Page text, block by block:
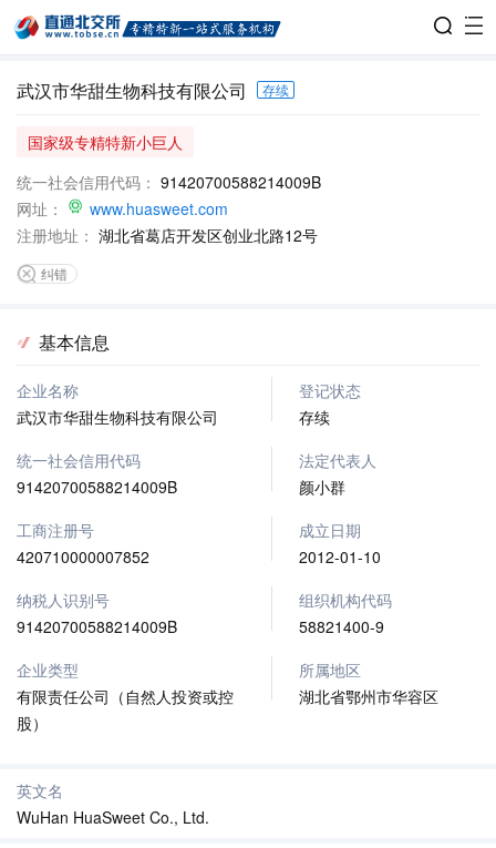
武汉市华甜生物科技有限公司 存续
国家级专精特新小巨人
统一社会信用代码： 91420700588214009B
网址：
www.huasweet.com
注册地址： 湖北省葛店开发区创业北路12号
纠错
基本信息
企业名称
武汉市华甜生物科技有限公司
登记状态
存续
统一社会信用代码
91420700588214009B
法定代表人
颜小群
工商注册号
420710000007852
成立日期
2012-01-10
纳税人识别号
91420700588214009B
组织机构代码
58821400-9
企业类型
有限责任公司（自然人投资或控
股）
所属地区
湖北省鄂州市华容区
英文名
WuHan HuaSweet Co., Ltd.